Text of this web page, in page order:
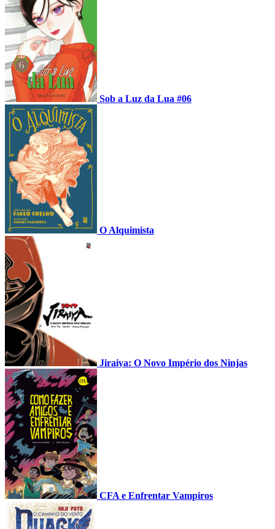
Sob a Luz da Lua #06
O Alquimista
Jiraiya: O Novo Império dos Ninjas
CFA e Enfrentar Vampiros